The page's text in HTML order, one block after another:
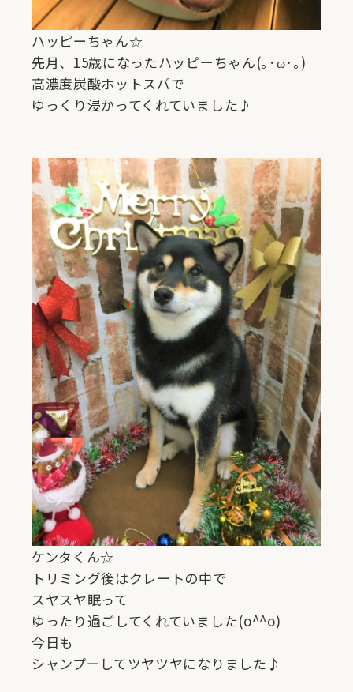
ハッピーちゃん☆
先月、15歳になったハッピーちゃん(｡･ω･｡)
高濃度炭酸ホットスパで
ゆっくり浸かってくれていました♪
ケンタくん☆
トリミング後はクレートの中で
スヤスヤ眠って
ゆったり過ごしてくれていました(o^^o)
今日も
シャンプーしてツヤツヤになりました♪